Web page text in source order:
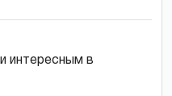
интересным в